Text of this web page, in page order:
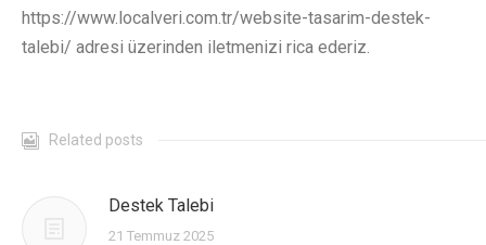
TÂRGURI
https://www.localveri.com.tr/website-tasarim-destek-
talebi/ adresi üzerinden iletmenizi rica ederiz.
Related posts
Destek Talebi
21 Temmuz 2025